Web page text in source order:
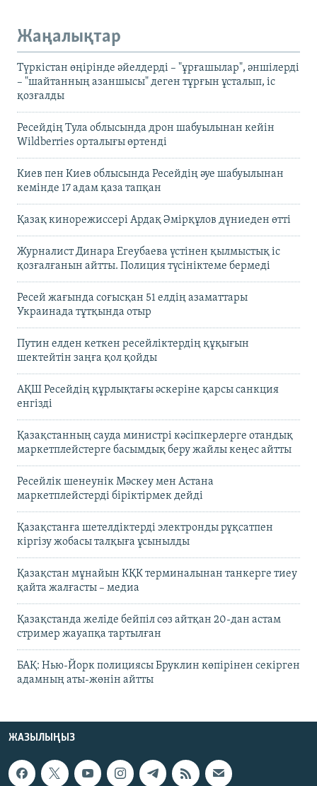
Жаңалықтар
Түркістан өңірінде әйелдерді – "ұрғашылар", әншілерді
– "шайтанның азаншысы" деген тұрғын ұсталып, іс
қозғалды
Ресейдің Тула облысында дрон шабуылынан кейін
Wildberries орталығы өртенді
Киев пен Киев облысында Ресейдің әуе шабуылынан
кемінде 17 адам қаза тапқан
Қазақ кинорежиссері Ардақ Әмірқұлов дүниеден өтті
Журналист Динара Егеубаева үстінен қылмыстық іс
қозғалғанын айтты. Полиция түсініктеме бермеді
Ресей жағында соғысқан 51 елдің азаматтары
Украинада тұтқында отыр
Путин елден кеткен ресейліктердің құқығын
шектейтін заңға қол қойды
АҚШ Ресейдің құрлықтағы әскеріне қарсы санкция
енгізді
Қазақстанның сауда министрі кәсіпкерлерге отандық
маркетплейстерге басымдық беру жайлы кеңес айтты
Ресейлік шенеунік Мәскеу мен Астана
маркетплейстерді біріктірмек дейді
Қазақстанға шетелдіктерді электронды рұқсатпен
кіргізу жобасы талқыға ұсынылды
Қазақстан мұнайын КҚК терминалынан танкерге тиеу
қайта жалғасты – медиа
Қазақстанда желіде бейпіл сөз айтқан 20-дан астам
стример жауапқа тартылған
БАҚ: Нью-Йорк полициясы Бруклин көпірінен секірген
адамның аты-жөнін айтты
ЖАЗЫЛЫҢЫЗ